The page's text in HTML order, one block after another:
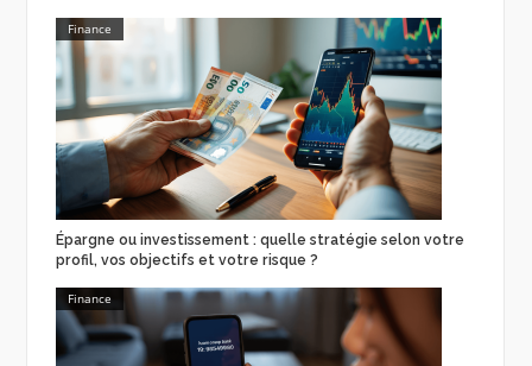
Finance
Épargne ou investissement : quelle stratégie selon votre
profil, vos objectifs et votre risque ?
Finance